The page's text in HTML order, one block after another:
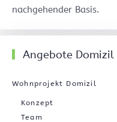
nachgehender Basis.
Angebote Domizil
Wohnprojekt Domizil
Konzept
Team